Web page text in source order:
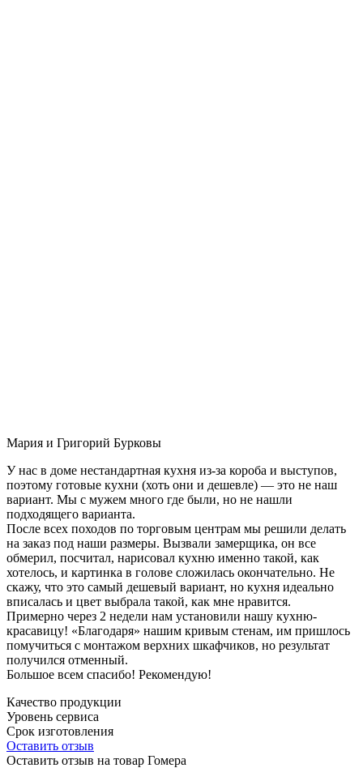
Мария и Григорий Бурковы
У нас в доме нестандартная кухня из-за короба и выступов,
поэтому готовые кухни (хоть они и дешевле) — это не наш
вариант. Мы с мужем много где были, но не нашли
подходящего варианта.
После всех походов по торговым центрам мы решили делать
на заказ под наши размеры. Вызвали замерщика, он все
обмерил, посчитал, нарисовал кухню именно такой, как
хотелось, и картинка в голове сложилась окончательно. Не
скажу, что это самый дешевый вариант, но кухня идеально
вписалась и цвет выбрала такой, как мне нравится.
Примерно через 2 недели нам установили нашу кухню-
красавицу! «Благодаря» нашим кривым стенам, им пришлось
помучиться с монтажом верхних шкафчиков, но результат
получился отменный.
Большое всем спасибо! Рекомендую!
Качество продукции
Уровень сервиса
Срок изготовления
Оставить отзыв
Оставить отзыв на товар Гомера